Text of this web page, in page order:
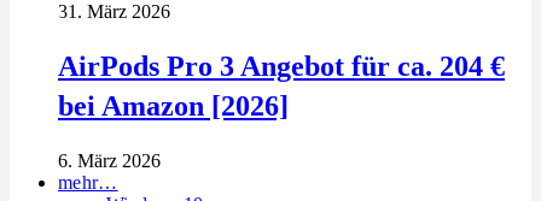
31. März 2026
AirPods Pro 3 Angebot für ca. 204 €
bei Amazon [2026]
6. März 2026
mehr…